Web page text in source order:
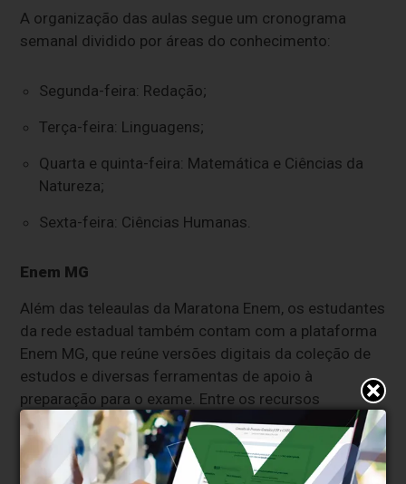
A organização das aulas segue um cronograma
semanal dividido por áreas do conhecimento:
Segunda-feira: Redação;
Terça-feira: Linguagens;
Quarta e quinta-feira: Matemática e Ciências da
Natureza;
Sexta-feira: Ciências Humanas.
Enem MG
Além das teleaulas da Maratona Enem, os estudantes
da rede estadual também contam com a plataforma
Enem MG, que reúne versões digitais da coleção de
estudos e diversas ferramentas de apoio à
preparação para o exame. Entre os recursos
disponíveis está a funcionalidade de correção de
redações por inteligência artificial, que auxilia os
alunos no aprimoramento da escrita e no